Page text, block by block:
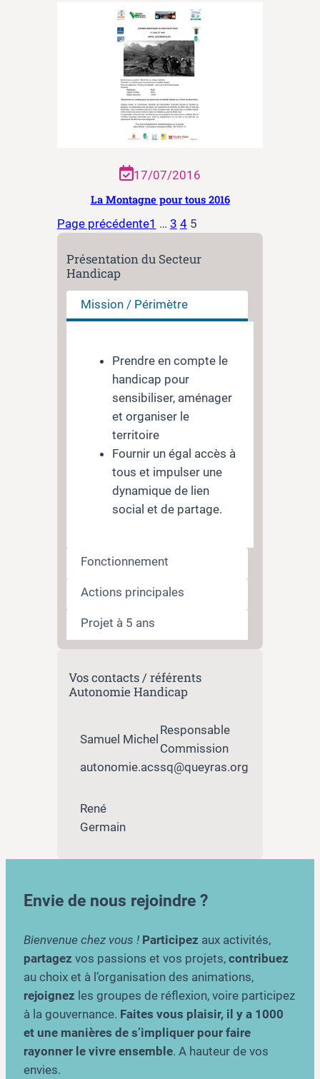
17/07/2016
La Montagne pour tous 2016
Page précédente1 … 3 4 5
Présentation du Secteur
Handicap
Mission / Périmètre
Prendre en compte le
handicap pour
sensibiliser, aménager
et organiser le
territoire
Fournir un égal accès à
tous et impulser une
dynamique de lien
social et de partage.
Fonctionnement
Actions principales
Projet à 5 ans
Vos contacts / référents
Autonomie Handicap
Samuel Michel
Responsable
Commission
autonomie.acssq@queyras.org
René
Germain
Envie de nous rejoindre ?
Bienvenue chez vous ! Participez aux activités,
partagez vos passions et vos projets, contribuez
au choix et à l’organisation des animations,
rejoignez les groupes de réflexion, voire participez
à la gouvernance. Faites vous plaisir, il y a 1000
et une manières de s’impliquer pour faire
rayonner le vivre ensemble. A hauteur de vos
envies.